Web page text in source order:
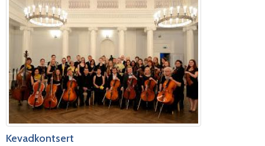
Kevadkontsert